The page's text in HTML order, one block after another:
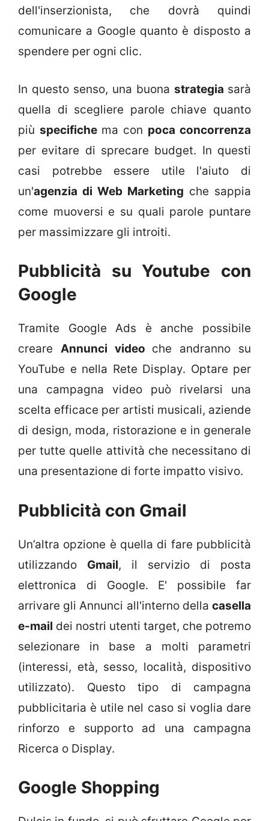
dell'inserzionista, che dovrà quindi
comunicare a Google quanto è disposto a
spendere per ogni clic.
In questo senso, una buona strategia sarà
quella di scegliere parole chiave quanto
più specifiche ma con poca concorrenza
per evitare di sprecare budget. In questi
casi potrebbe essere utile l'aiuto di
un'agenzia di Web Marketing che sappia
come muoversi e su quali parole puntare
per massimizzare gli introiti.
Pubblicità su Youtube con
Google
Tramite Google Ads è anche possibile
creare Annunci video che andranno su
YouTube e nella Rete Display. Optare per
una campagna video può rivelarsi una
scelta efficace per artisti musicali, aziende
di design, moda, ristorazione e in generale
per tutte quelle attività che necessitano di
una presentazione di forte impatto visivo.
Pubblicità con Gmail
Un’altra opzione è quella di fare pubblicità
utilizzando Gmail, il servizio di posta
elettronica di Google. E' possibile far
arrivare gli Annunci all'interno della casella
e-mail dei nostri utenti target, che potremo
selezionare in base a molti parametri
(interessi, età, sesso, località, dispositivo
utilizzato). Questo tipo di campagna
pubblicitaria è utile nel caso si voglia dare
rinforzo e supporto ad una campagna
Ricerca o Display.
Google Shopping